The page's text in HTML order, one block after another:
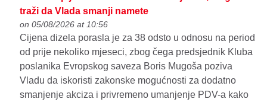
traži da Vlada smanji namete
on 05/08/2026 at 10:56
Cijena dizela porasla je za 38 odsto u odnosu na period
od prije nekoliko mjeseci, zbog čega predsjednik Kluba
poslanika Evropskog saveza Boris Mugoša poziva
Vladu da iskoristi zakonske mogućnosti za dodatno
smanjenje akciza i privremeno umanjenje PDV-a kako